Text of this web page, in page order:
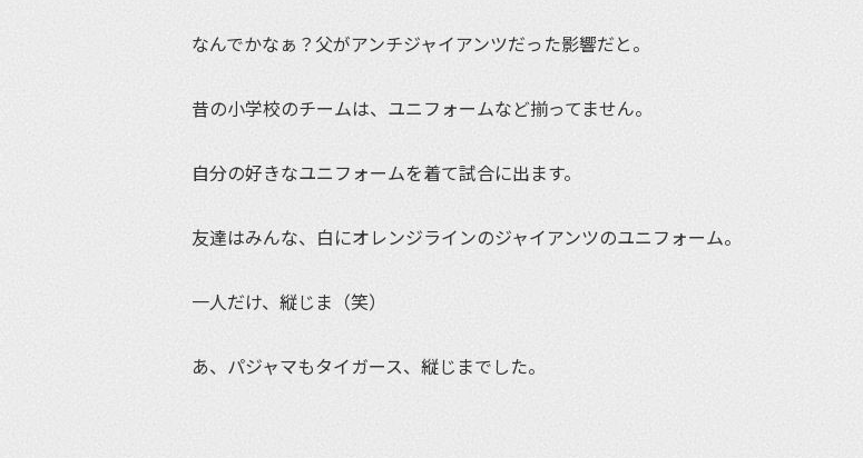
なんでかなぁ？父がアンチジャイアンツだった影響だと。
昔の小学校のチームは、ユニフォームなど揃ってません。
自分の好きなユニフォームを着て試合に出ます。
友達はみんな、白にオレンジラインのジャイアンツのユニフォーム。
一人だけ、縦じま（笑）
あ、パジャマもタイガース、縦じまでした。